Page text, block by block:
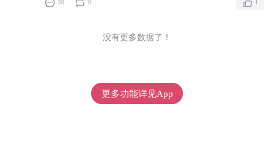
50 0 1
没有更多数据了！
更多功能详见App